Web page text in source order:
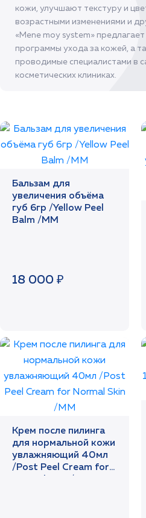
кожи, улучшают текстуру и
возрастными изменениями и
«Mene moy system»
программы ухода за кожей, а
проводимые специалистами в
косметических клиниках.
Бальзам для
увеличения объёма
губ 6гр /Yellow Peel
Balm /MM
18 000 ₽
Крем после пилинга
для нормальной кожи
увлажняющий 40мл
/Post Peel Cream for